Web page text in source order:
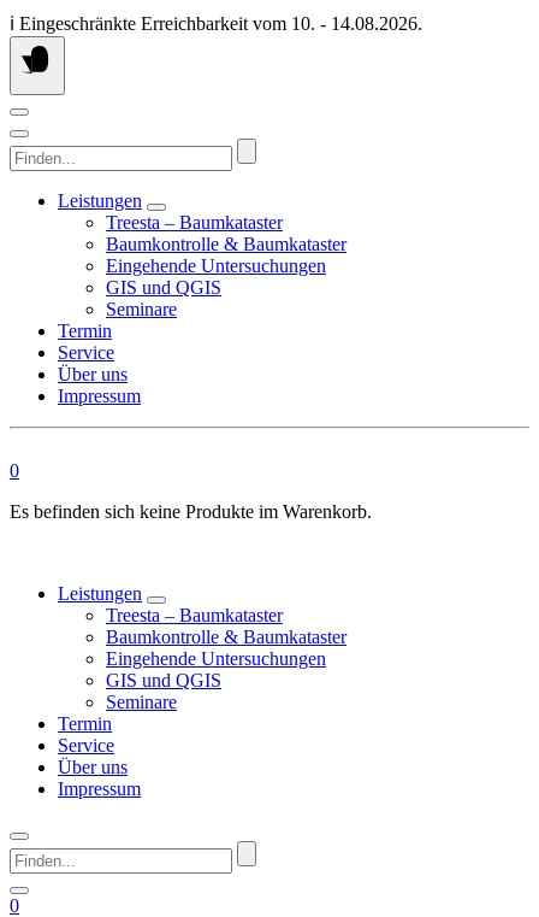
Springen
Sie
zum
ℹ️ Eingeschränkte Erreichbarkeit vom 10. - 14.08.2026.
Finden...
Leistungen
Treesta – Baumkataster
Baumkontrolle & Baumkataster
Eingehende Untersuchungen
GIS und QGIS
Seminare
Termin
Service
Über uns
Impressum
0
Es befinden sich keine Produkte im Warenkorb.
Leistungen
Treesta – Baumkataster
Baumkontrolle & Baumkataster
Eingehende Untersuchungen
GIS und QGIS
Seminare
Termin
Service
Über uns
Impressum
Finden...
0